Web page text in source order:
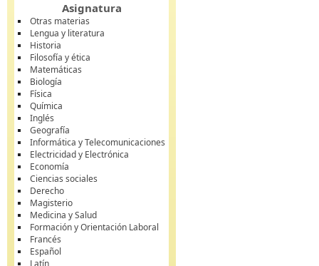
Asignatura
Otras materias
Lengua y literatura
Historia
Filosofía y ética
Matemáticas
Biología
Física
Química
Inglés
Geografía
Informática y Telecomunicaciones
Electricidad y Electrónica
Economía
Ciencias sociales
Derecho
Magisterio
Medicina y Salud
Formación y Orientación Laboral
Francés
Español
Latín